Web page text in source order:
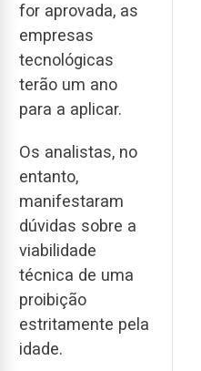
for aprovada, as
empresas
tecnológicas
terão um ano
para a aplicar.
Os analistas, no
entanto,
manifestaram
dúvidas sobre a
viabilidade
técnica de uma
proibição
estritamente pela
idade.